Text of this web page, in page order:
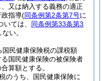
又は納入する義務の適正
指導(同条例第2条第7号に
いては、 同条例第33条第3
い。
民健康保険税の課税額
国民健康保険の被保険者
算額とする。
のうち、国民健康保険に